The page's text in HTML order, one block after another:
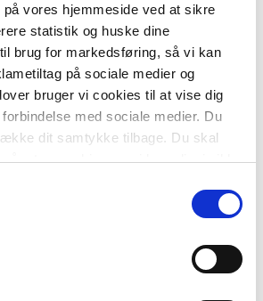
vores hjemmeside ved at sikre
statistik og huske dine
brug for markedsføring, så vi kan
på sociale medier og
bruger vi cookies til at vise dig
med sociale medier. Du
dit samtykke tilbage. Du skal
at vores hjemmeside muligvis ikke
en række praktiske
med tilhørende beregninger.
er overalt i bogen